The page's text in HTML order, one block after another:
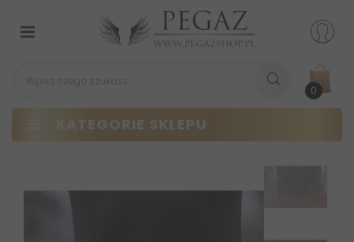
0
KATEGORIE SKLEPU
Przełącz
nawigacji